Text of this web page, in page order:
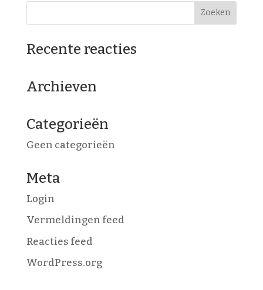
Recente reacties
Archieven
Categorieën
Geen categorieën
Meta
Login
Vermeldingen feed
Reacties feed
WordPress.org